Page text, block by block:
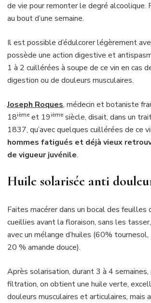
de vie pour remonter le degré
au bout d’une semaine.
Il est possible d’édulcorer légèrement
possède une action digestive et
1 à 2 cuillérées à soupe de ce vin en cas
digestion ou de douleurs musculaires.
Joseph Roques, médecin et botaniste
18ième et 19ième siècle, disait, dans un
1837, qu’avec quelques cuillérées de ce
hommes fatigués et déjà vieux
de vigueur juvénile.
Huile solarisée anti
Faites macérer dans un bocal des feuilles
cueillies avant la floraison, sans les
avec un mélange d’huiles (60%
20 % amande douce).
Après solarisation, durant 3 à 4
filtration, on obtient une huile verte,
douleurs musculaires et articulaires, mais